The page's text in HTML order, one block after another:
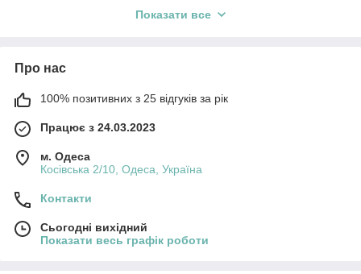
2. Ізоляція жил - полівінілхлоридний пластикат
або помаранчевий - Ж, червоний або рожевий - К, синій або
фіолетовий - Ч.
Показати все
Про нас
100% позитивних з 25 відгуків за рік
Працює з 24.03.2023
м. Одеса
Косівська 2/10, Одеса, Україна
Контакти
Сьогодні вихідний
Показати весь графік роботи